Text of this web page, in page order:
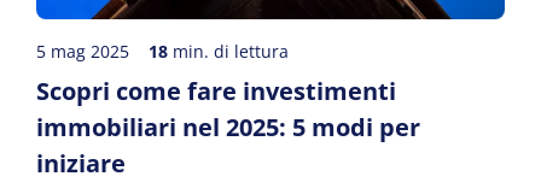
5 mag 2025 18 min. di lettura
Scopri come fare investimenti
immobiliari nel 2025: 5 modi per
iniziare